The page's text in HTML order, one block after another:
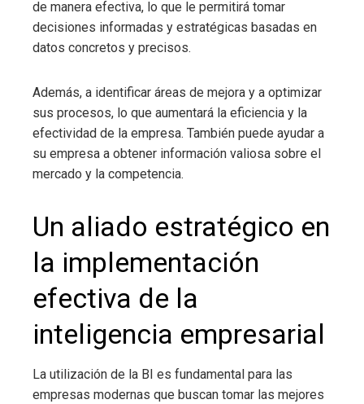
de manera efectiva, lo que le permitirá tomar
decisiones informadas y estratégicas basadas en
datos concretos y precisos.
Además, a identificar áreas de mejora y a optimizar
sus procesos, lo que aumentará la eficiencia y la
efectividad de la empresa. También puede ayudar a
su empresa a obtener información valiosa sobre el
mercado y la competencia.
Un aliado estratégico en
la implementación
efectiva de la
inteligencia empresarial
La utilización de la BI es fundamental para las
empresas modernas que buscan tomar las mejores